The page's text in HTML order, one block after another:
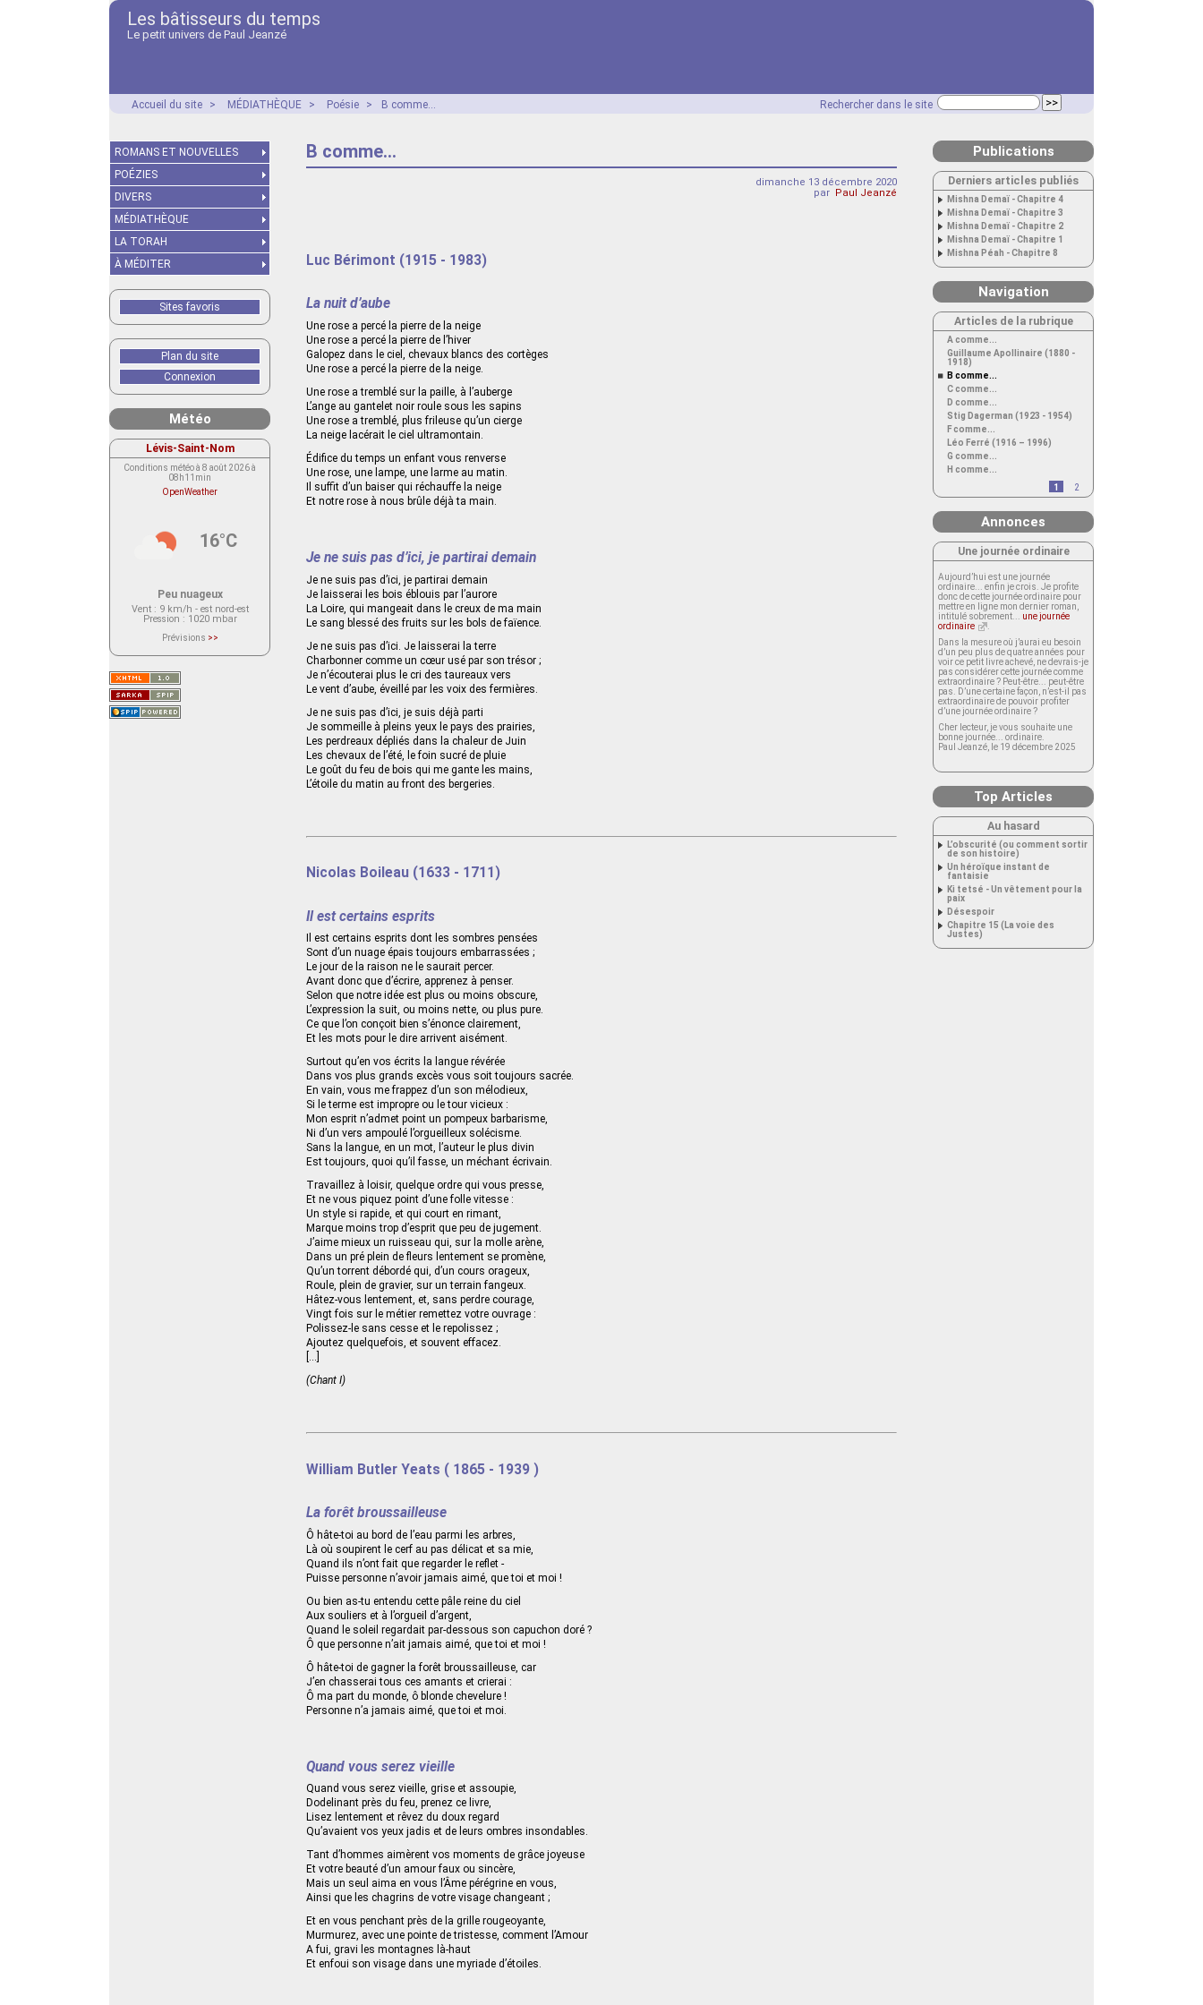
Les bâtisseurs du temps
Le petit univers de Paul Jeanzé
Rechercher dans le site
Accueil du site > MÉDIATHÈQUE > Poésie > B comme...
B comme...
dimanche 13 décembre 2020
par Paul Jeanzé
Luc Bérimont (1915 - 1983)
La nuit d’aube
Une rose a percé la pierre de la neige
Une rose a percé la pierre de l’hiver
Galopez dans le ciel, chevaux blancs des cortèges
Une rose a percé la pierre de la neige.
Une rose a tremblé sur la paille, à l’auberge
L’ange au gantelet noir roule sous les sapins
Une rose a tremblé, plus frileuse qu’un cierge
La neige lacérait le ciel ultramontain.
Édifice du temps un enfant vous renverse
Une rose, une lampe, une larme au matin.
Il suffit d’un baiser qui réchauffe la neige
Et notre rose à nous brûle déjà ta main.
Je ne suis pas d’ici, je partirai demain
Je ne suis pas d’ici, je partirai demain
Je laisserai les bois éblouis par l’aurore
La Loire, qui mangeait dans le creux de ma main
Le sang blessé des fruits sur les bols de faïence.
Je ne suis pas d’ici. Je laisserai la terre
Charbonner comme un cœur usé par son trésor ;
Je n’écouterai plus le cri des taureaux vers
Le vent d’aube, éveillé par les voix des fermières.
Je ne suis pas d’ici, je suis déjà parti
Je sommeille à pleins yeux le pays des prairies,
Les perdreaux dépliés dans la chaleur de Juin
Les chevaux de l’été, le foin sucré de pluie
Le goût du feu de bois qui me gante les mains,
L’étoile du matin au front des bergeries.
Nicolas Boileau (1633 - 1711)
Il est certains esprits
Il est certains esprits dont les sombres pensées
Sont d’un nuage épais toujours embarrassées ;
Le jour de la raison ne le saurait percer.
Avant donc que d’écrire, apprenez à penser.
Selon que notre idée est plus ou moins obscure,
L’expression la suit, ou moins nette, ou plus pure.
Ce que l’on conçoit bien s’énonce clairement,
Et les mots pour le dire arrivent aisément.
Surtout qu’en vos écrits la langue révérée
Dans vos plus grands excès vous soit toujours sacrée.
En vain, vous me frappez d’un son mélodieux,
Si le terme est impropre ou le tour vicieux :
Mon esprit n’admet point un pompeux barbarisme,
Ni d’un vers ampoulé l’orgueilleux solécisme.
Sans la langue, en un mot, l’auteur le plus divin
Est toujours, quoi qu’il fasse, un méchant écrivain.
Travaillez à loisir, quelque ordre qui vous presse,
Et ne vous piquez point d’une folle vitesse :
Un style si rapide, et qui court en rimant,
Marque moins trop d’esprit que peu de jugement.
J’aime mieux un ruisseau qui, sur la molle arène,
Dans un pré plein de fleurs lentement se promène,
Qu’un torrent débordé qui, d’un cours orageux,
Roule, plein de gravier, sur un terrain fangeux.
Hâtez-vous lentement, et, sans perdre courage,
Vingt fois sur le métier remettez votre ouvrage :
Polissez-le sans cesse et le repolissez ;
Ajoutez quelquefois, et souvent effacez.
[...]
(Chant I)
William Butler Yeats ( 1865 - 1939 )
La forêt broussailleuse
Ô hâte-toi au bord de l’eau parmi les arbres,
Là où soupirent le cerf au pas délicat et sa mie,
Quand ils n’ont fait que regarder le reflet -
Puisse personne n’avoir jamais aimé, que toi et moi !
Ou bien as-tu entendu cette pâle reine du ciel
Aux souliers et à l’orgueil d’argent,
Quand le soleil regardait par-dessous son capuchon doré ?
Ô que personne n’ait jamais aimé, que toi et moi !
Ô hâte-toi de gagner la forêt broussailleuse, car
J’en chasserai tous ces amants et crierai :
Ô ma part du monde, ô blonde chevelure !
Personne n’a jamais aimé, que toi et moi.
Quand vous serez vieille
Quand vous serez vieille, grise et assoupie,
Dodelinant près du feu, prenez ce livre,
Lisez lentement et rêvez du doux regard
Qu’avaient vos yeux jadis et de leurs ombres insondables.
Tant d’hommes aimèrent vos moments de grâce joyeuse
Et votre beauté d’un amour faux ou sincère,
Mais un seul aima en vous l’Âme pérégrine en vous,
Ainsi que les chagrins de votre visage changeant ;
Et en vous penchant près de la grille rougeoyante,
Murmurez, avec une pointe de tristesse, comment l’Amour
A fui, gravi les montagnes là-haut
Et enfoui son visage dans une myriade d’étoiles.
ROMANS ET NOUVELLES
POÉZIES
DIVERS
MÉDIATHÈQUE
LA TORAH
À MÉDITER
Sites favoris
Plan du site
Connexion
Météo
Lévis-Saint-Nom
Conditions météo à 8 août 2026 à
08h11min
OpenWeather
16°C
Peu nuageux
Vent: 9 km/h - est nord-est
Pression : 1020 mbar
Prévisions >>
actuellement aucune prévision
Saint-Nom.
Veuillez consulter le message du
service ci-dessous.
(401 - Invalid API key. Please see
https://openweathermap.org/faq#error401
Publications
Derniers articles publiés
Mishna Demaï - Chapitre 4
Mishna Demaï - Chapitre 3
Mishna Demaï - Chapitre 2
Mishna Demaï - Chapitre 1
Mishna Péah - Chapitre 8
Navigation
Articles de la rubrique
A comme...
Guillaume Apollinaire (1880 -
1918)
B comme...
C comme...
D comme...
Stig Dagerman (1923 - 1954)
F comme...
Léo Ferré (1916 – 1996)
G comme...
H comme...
1
2
Annonces
Une journée ordinaire
Aujourd’hui est une journée
ordinaire... enfin je crois. Je profite
donc de cette journée ordinaire pour
mettre en ligne mon dernier roman,
intitulé sobrement... une journée
ordinaire
Dans la mesure où j’aurai eu besoin
d’un peu plus de quatre années pour
voir ce petit livre achevé, ne devrais-je
pas considérer cette journée comme
extraordinaire ? Peut-être... peut-être
pas. D’une certaine façon, n’est-il pas
extraordinaire de pouvoir profiter
d’une journée ordinaire ?
Cher lecteur, je vous souhaite une
bonne journée... ordinaire.
Paul Jeanzé, le 19 décembre 2025
Top Articles
Au hasard
L’obscurité (ou comment sortir
de son histoire)
Un héroïque instant de
fantaisie
Ki tetsé - Un vêtement pour la
paix
Désespoir
Chapitre 15 (La voie des
Justes)